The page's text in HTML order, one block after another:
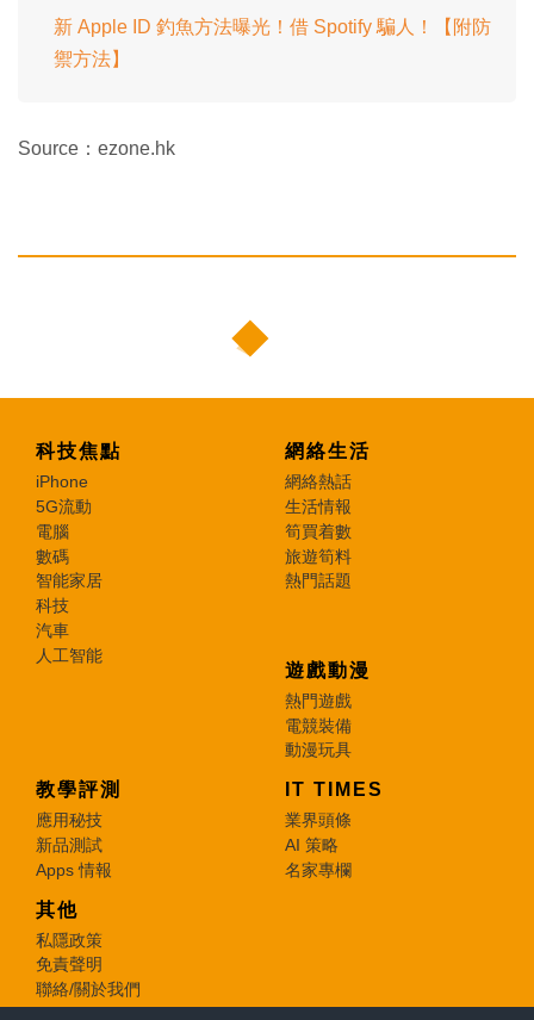
新 Apple ID 釣魚方法曝光！借 Spotify 騙人！【附防
禦方法】
Source：ezone.hk
科技焦點
iPhone
5G流動
電腦
數碼
智能家居
科技
汽車
人工智能
網絡生活
網絡熱話
生活情報
筍買着數
旅遊筍料
熱門話題
遊戲動漫
熱門遊戲
電競裝備
動漫玩具
教學評測
應用秘技
新品測試
Apps 情報
IT TIMES
業界頭條
AI 策略
名家專欄
其他
私隱政策
免責聲明
聯絡/關於我們